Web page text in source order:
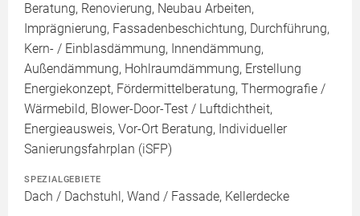
Beratung, Renovierung, Neubau Arbeiten,
Imprägnierung, Fassadenbeschichtung, Durchführung,
Kern- / Einblasdämmung, Innendämmung,
Außendämmung, Hohlraumdämmung, Erstellung
Energiekonzept, Fördermittelberatung, Thermografie /
Wärmebild, Blower-Door-Test / Luftdichtheit,
Energieausweis, Vor-Ort Beratung, Individueller
Sanierungsfahrplan (iSFP)
SPEZIALGEBIETE
Dach / Dachstuhl, Wand / Fassade, Kellerdecke